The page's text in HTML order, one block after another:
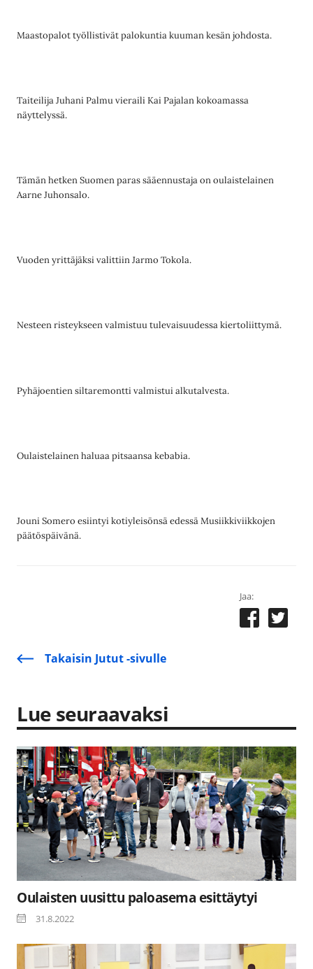
Maastopalot työllistivät palokuntia kuuman kesän johdosta.
Taiteilija Juhani Palmu vieraili Kai Pajalan kokoamassa
näyttelyssä.
Tämän hetken Suomen paras sääennustaja on oulaistelainen
Aarne Juhonsalo.
Vuoden yrittäjäksi valittiin Jarmo Tokola.
Nesteen risteykseen valmistuu tulevaisuudessa kiertoliittymä.
Pyhäjoentien siltaremontti valmistui alkutalvesta.
Oulaistelainen haluaa pitsaansa kebabia.
Jouni Somero esiintyi kotiyleisönsä edessä Musiikkiviikkojen
päätöspäivänä.
Jaa:
Takaisin Jutut -sivulle
Lue seuraavaksi
Oulaisten uusittu paloasema esittäytyi
31.8.2022